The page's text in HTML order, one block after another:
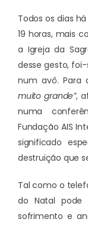
Todos os dias
19 horas, mais
a Igreja da
desse gesto,
num avô. Para
muito grande”,
numa
Fundação AIS
significado
destruição que
Tal como o
do Natal pode
sofrimento e